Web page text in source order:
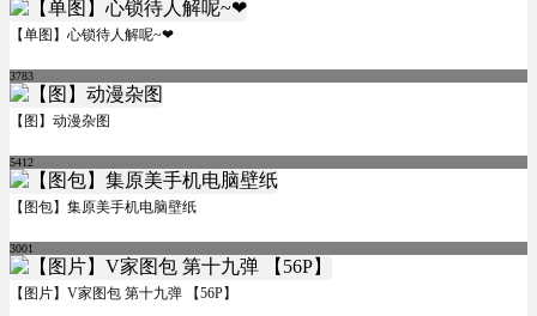
【单图】心锁待人解呢~❤
3783
【图】动漫杂图
5412
【图包】集原美手机电脑壁纸
3001
【图片】V家图包 第十九弹 【56P】